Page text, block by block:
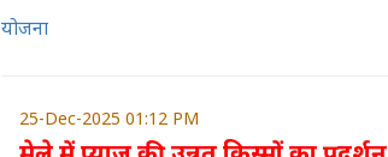
योजना
25-Dec-2025 01:12 PM